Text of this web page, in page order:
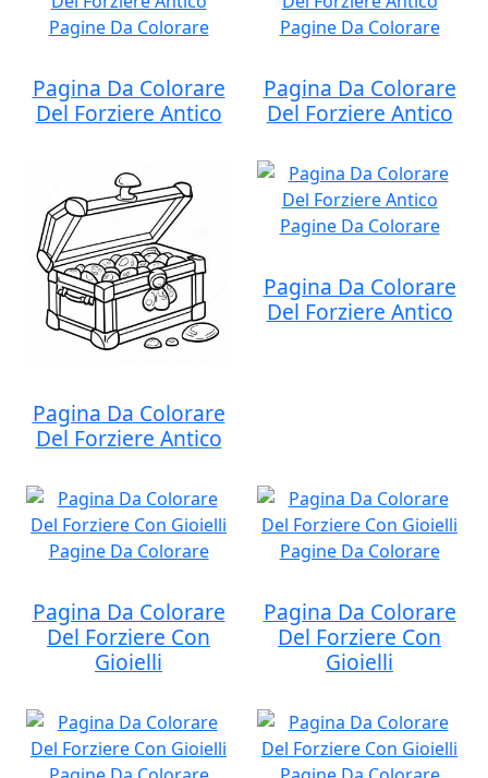
Pagina Da Colorare
Del Forziere Antico
Pagina Da Colorare
Del Forziere Antico
Pagina Da Colorare
Del Forziere Antico
Pagina Da Colorare
Del Forziere Antico
Pagina Da Colorare
Del Forziere Con
Gioielli
Pagina Da Colorare
Del Forziere Con
Gioielli